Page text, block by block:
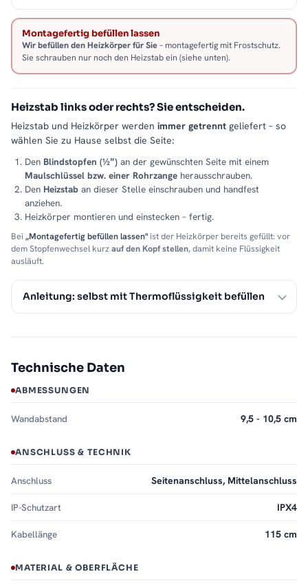
Montagefertig befüllen lassen
Wir befüllen den Heizkörper für Sie– montagefertig mit Frostschutz.
Sie schrauben nur noch den Heizstab ein (siehe unten).
Heizstab links oder rechts? Sie entscheiden.
Heizstab und Heizkörper werden immer getrennt geliefert – so
wählen Sie zu Hause selbst die Seite:
Den Blindstopfen (½″) an der gewünschten Seite mit einem
Maulschlüssel bzw. einer Rohrzange herausschrauben.
Den Heizstab an dieser Stelle einschrauben und handfest
anziehen.
Heizkörper montieren und einstecken – fertig.
Bei „Montagefertig befüllen lassen"ist der Heizkörper bereits gefüllt: vor
dem Stopfenwechsel kurzauf den Kopf stellen, damit keine Flüssigkeit
ausläuft.
Anleitung: selbst mit Thermoflüssigkeit befüllen
Technische Daten
ABMESSUNGEN
Wandabstand 9,5 - 10,5 cm
ANSCHLUSS & TECHNIK
Anschluss Seitenanschluss, Mittelanschluss
IP-Schutzart IPX4
Kabellänge 115 cm
MATERIAL & OBERFLÄCHE